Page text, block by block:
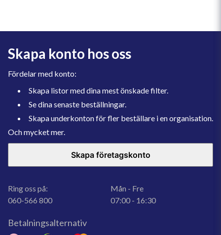
Skapa konto hos oss
Fördelar med konto:
Skapa listor med dina mest önskade filter.
Se dina senaste beställningar.
Skapa underkonton för fler beställare i en organisation.
Och mycket mer.
Skapa företagskonto
Ring oss på:
060-566 800
Mån - Fre
07:00 - 16:30
Betalningsalternativ